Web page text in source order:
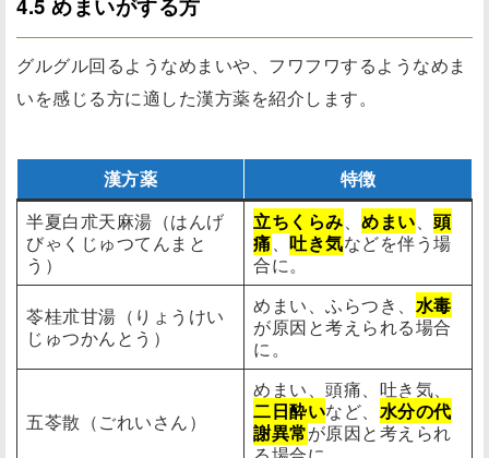
グルグル回るようなめまいや、フワフワするようなめま
いを感じる方に適した漢方薬を紹介します。
漢方薬
特徴
半夏白朮天麻湯（はんげ
びゃくじゅつてんまと
う）
立ちくらみ、 めまい、 頭
痛、 吐き気などを伴う場
合に。
苓桂朮甘湯（りょうけい
じゅつかんとう）
めまい、ふらつき、 水毒
が原因と考えられる場合
に。
五苓散（ごれいさん）
めまい、頭痛、吐き気、
二日酔いなど、 水分の代
謝異常が原因と考えられ